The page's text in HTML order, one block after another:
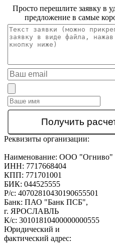
Просто перешлите заявку в
предложение в самые
Реквизиты организации:
Наименование: ООО "Огниво"
ИНН: 7717668404
КПП: 771701001
БИК: 044525555
Р/с: 40702810430190655501
Банк: ПАО "Банк ПСБ",
г. ЯРОСЛАВЛЬ
К/с: 30101810400000000555
Юридический и
фактический адрес: